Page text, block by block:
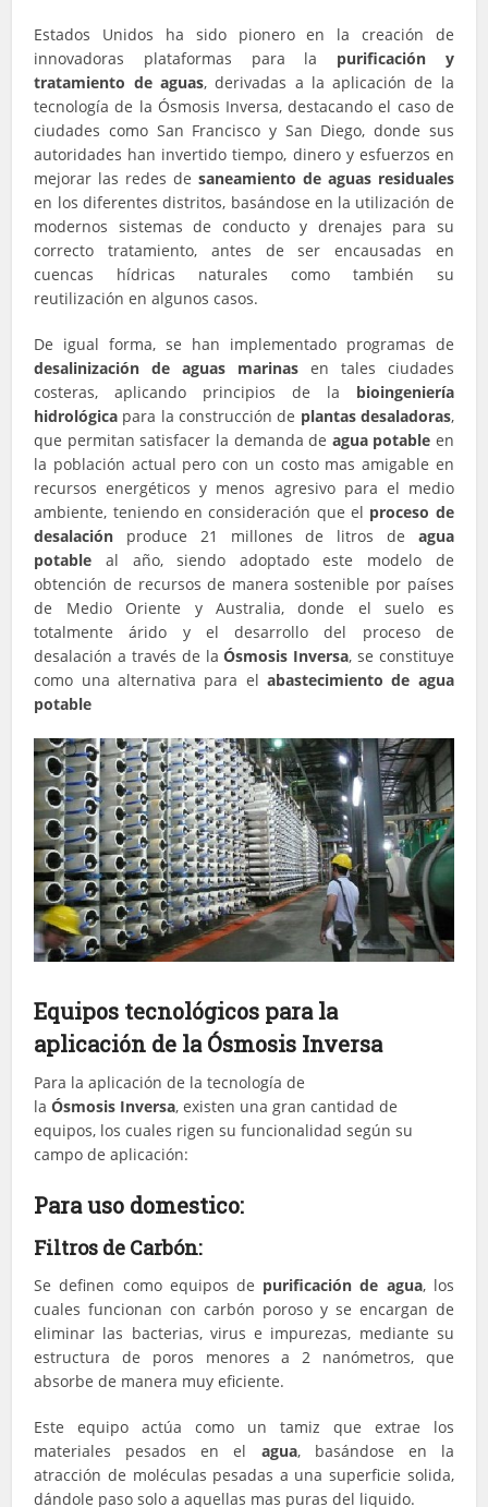
Estados Unidos ha sido pionero en la creación de
innovadoras plataformas para la purificación y
tratamiento de aguas, derivadas a la aplicación de la
tecnología de la Ósmosis Inversa, destacando el caso de
ciudades como San Francisco y San Diego, donde sus
autoridades han invertido tiempo, dinero y esfuerzos en
mejorar las redes de saneamiento de aguas residuales
en los diferentes distritos, basándose en la utilización de
modernos sistemas de conducto y drenajes para su
correcto tratamiento, antes de ser encausadas en
cuencas hídricas naturales como también su
reutilización en algunos casos.
De igual forma, se han implementado programas de
desalinización de aguas marinas en tales ciudades
costeras, aplicando principios de la bioingeniería
hidrológica para la construcción de plantas desaladoras,
que permitan satisfacer la demanda de agua potable en
la población actual pero con un costo mas amigable en
recursos energéticos y menos agresivo para el medio
ambiente, teniendo en consideración que el proceso de
desalación produce 21 millones de litros de agua
potable al año, siendo adoptado este modelo de
obtención de recursos de manera sostenible por países
de Medio Oriente y Australia, donde el suelo es
totalmente árido y el desarrollo del proceso de
desalación a través de laÓsmosis Inversa, se constituye
como una alternativa para elabastecimiento de agua
potable
Equipos tecnológicos para la
aplicación de la Ósmosis Inversa
Para la aplicación de la tecnología de
laÓsmosis Inversa, existen una gran cantidad de
equipos, los cuales rigen su funcionalidad según su
campo de aplicación:
Para uso domestico:
Filtros de Carbón:
Se definen como equipos de purificación de agua, los
cuales funcionan con carbón poroso y se encargan de
eliminar las bacterias, virus e impurezas, mediante su
estructura de poros menores a 2 nanómetros, que
absorbe de manera muy eficiente.
Este equipo actúa como un tamiz que extrae los
materiales pesados en el agua, basándose en la
atracción de moléculas pesadas a una superficie solida,
dándole paso solo a aquellas mas puras del liquido.